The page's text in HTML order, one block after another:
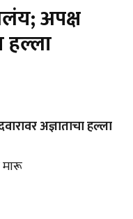
अपक्ष
हल्ला
अज्ञाताचा हल्ला
मारू